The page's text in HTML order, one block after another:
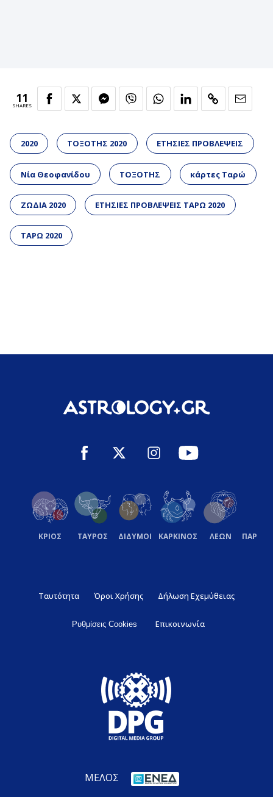
11
SHARES
2020 ΤΟΞΟΤΗΣ 2020 ΕΤΗΣΙΕΣ ΠΡΟΒΛΕΨΕΙΣ
Νία Θεοφανίδου ΤΟΞΟΤΗΣ κάρτες Ταρώ
ΖΩΔΙΑ 2020 ΕΤΗΣΙΕΣ ΠΡΟΒΛΕΨΕΙΣ ΤΑΡΩ 2020
ΤΑΡΩ 2020
ΚΡΙΟΣ ΤΑΥΡΟΣ ΔΙΔΥΜΟΙ ΚΑΡΚΙΝΟΣ ΛΕΩΝ
Ταυτότητα Όροι Χρήσης Δήλωση Εχεμύθειας
Ρυθμίσεις Cookies Επικοινωνία
ΜΕΛΟΣ